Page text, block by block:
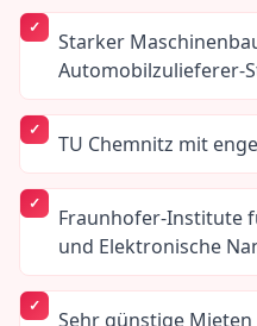
Starker
Automobilzulieferer-
TU Chemnitz mit
Fraunhofer-Institute
und Elektronische
Sehr günstige Mieten